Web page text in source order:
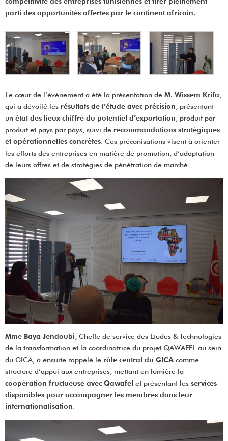
parti des opportunités offertes par le continent africain.
Le cœur de l’événement a été la présentation de M. Wissem Krifa
qui a dévoilé les résultats de l’étude avec précision , présentant
un état des lieux chiffré du potentiel d’exportation , produit par
produit et pays par pays, suivi de recommandations stratégiques
et opérationnelles concrètes . Ces préconisations visent à orienter
les efforts des entreprises en matière de promotion, d’adaptation
de leurs offres et de stratégies de pénétration de marché.
Mme Baya Jendoubi , Cheffe de service des Etudes & Technologies
de la transformation et la coordinatrice du projet QAWAFEL au sein
du GICA, a ensuite rappelé le rôle central du GICA comme
structure d’appui aux entreprises, mettant en lumière la
coopération fructueuse avec Qawafel et présentant les services
disponibles pour accompagner les membres dans leur
internationalisation